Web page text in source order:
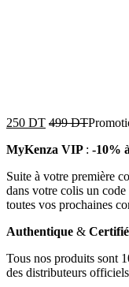
250 DT 499DT
MyKenza VIP : -10%
Suite à votre première
dans votre colis un
toutes vos prochaines
Authentique & Certifié
Tous nos produits sont
des distributeurs